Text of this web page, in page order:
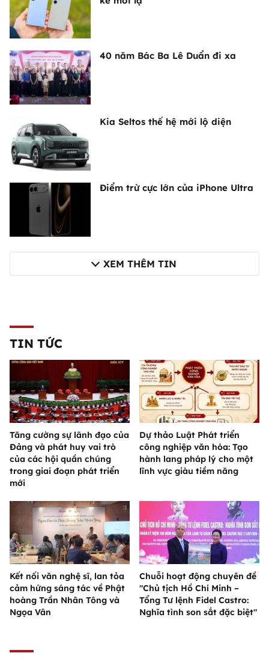
40 năm Bác Ba Lê Duẩn đi xa
Kia Seltos thế hệ mới lộ diện
Điểm trừ cực lớn của iPhone Ultra
XEM THÊM TIN
TIN TỨC
Tăng cường sự lãnh đạo của
Đảng và phát huy vai trò
của các hội quần chúng
trong giai đoạn phát triển
mới
Dự thảo Luật Phát triển
công nghiệp văn hóa: Tạo
hành lang pháp lý cho một
lĩnh vực giàu tiềm năng
Kết nối văn nghệ sĩ, lan tỏa
cảm hứng sáng tác về Phật
hoàng Trần Nhân Tông và
Ngọa Vân
Chuỗi hoạt động chuyên đề
"Chủ tịch Hồ Chí Minh –
Tổng Tư lệnh Fidel Castro:
Nghĩa tình son sắt đặc biệt"